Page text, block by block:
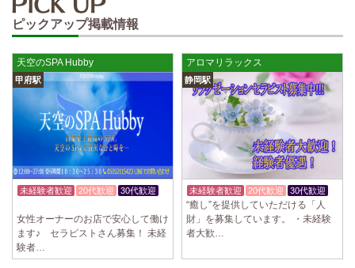
sirena (シレーナ) 春日井ルーム
制服あり、ノルマ、罰金なし 高額報酬が稼げるだけでなく、高待遇や手
厚い福利厚生を完備しております！ぜひご活用ください♪ 指名…
2025/04/12[伏見駅]
sirena (シレーナ) 錦ルーム
制服あり、ノルマ、罰金なし 高額報酬が稼げるだけでなく、高待遇や手
厚い福利厚生を完備しております！ぜひご活用ください♪ 指名…
2025/04/09[藤が丘駅]
sirena (シレーナ) 名東ルーム
制服あり、ノルマ、罰金なし 高額報酬が稼げるだけでなく、高待遇や手
厚い福利厚生を完備しております！ぜひご活用ください♪ 指名…
2025/04/08
[勝川駅]
Cat’s (キャッツ)
18歳以上（高校生不可） オープンニングセラピストさん大募集！ 営業時
ピックアップ掲載情報
天空のSPA Hubby
甲府駅
未経験者歓迎 20代歓迎
30代歓迎
女性オーナーのお店で安心して働け
ます♪ セラピストさん募集！ 未経
験者…
アロマリラックス
静岡駅
未経験者歓迎 20代歓迎 30代歓迎
“癒し”を提供していただける「人
財」を募集しています。 ・未経験
者大歓…